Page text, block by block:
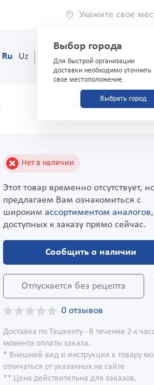
Укажите свое
Выбор города
Для быстрой организации
доставки необходимо уточнить
свое местоположение
Выбрать город
Ru Uz (71) 200-03-03
Нет в наличии
Этот товар временно отсутствует,
предлагаем Вам ознакомиться с
широким ассортиментом аналогов,
доступных к заказу прямо сейчас.
Сообщить о наличии
Отпускается без рецепта
0 отзывов
Доставка по Ташкенту - В течение 2-х
момента оплаты заказа.
* Внешний вид и инструкция к товару
отличаться от указанных на сайте
** Цена действительна для заказов,